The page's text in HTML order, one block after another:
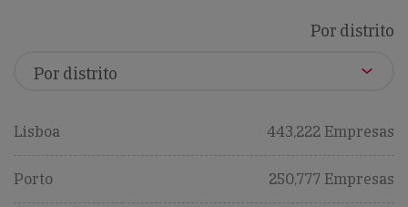
Por distrito
Lisboa 443,222 Empresas
Porto 250,777 Empresas